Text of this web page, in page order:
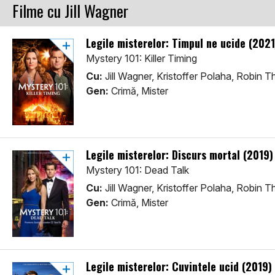
Filme cu Jill Wagner
Legile misterelor: Timpul ne ucide
Mystery 101: Killer Timing
Cu: Jill Wagner, Kristoffer Polaha, Robin
Gen: Crimă, Mister
Legile misterelor: Discurs mortal (2019)
Mystery 101: Dead Talk
Cu: Jill Wagner, Kristoffer Polaha, Robin
Gen: Crimă, Mister
Legile misterelor: Cuvintele ucid (2019)